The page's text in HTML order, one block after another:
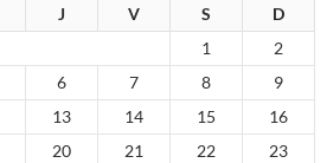
J V S
D
1
2
6 7 8
9
13 14 15
16
20 21 22
23